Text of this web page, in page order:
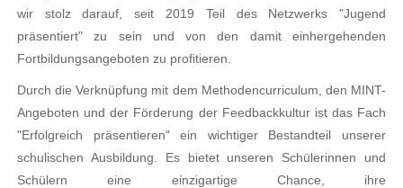
wir stolz darauf, seit 2019 Teil des Netzwerks "Jugend
präsentiert" zu sein und von den damit einhergehenden
Fortbildungsangeboten zu profitieren.
Durch die Verknüpfung mit dem Methodencurriculum, den MINT-
Angeboten und der Förderung der Feedbackkultur ist das Fach
"Erfolgreich präsentieren" ein wichtiger Bestandteil unserer
schulischen Ausbildung. Es bietet unseren Schülerinnen und
Schülern eine einzigartige Chance, ihre